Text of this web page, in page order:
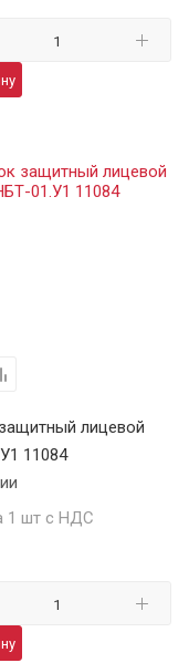
лицевой
11084
1 шт с НДС